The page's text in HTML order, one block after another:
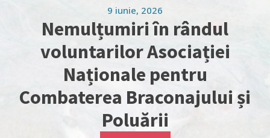
9 iunie, 2026
Nemulțumiri în rândul
voluntarilor Asociației
Naționale pentru
Combaterea Braconajului și
Poluării